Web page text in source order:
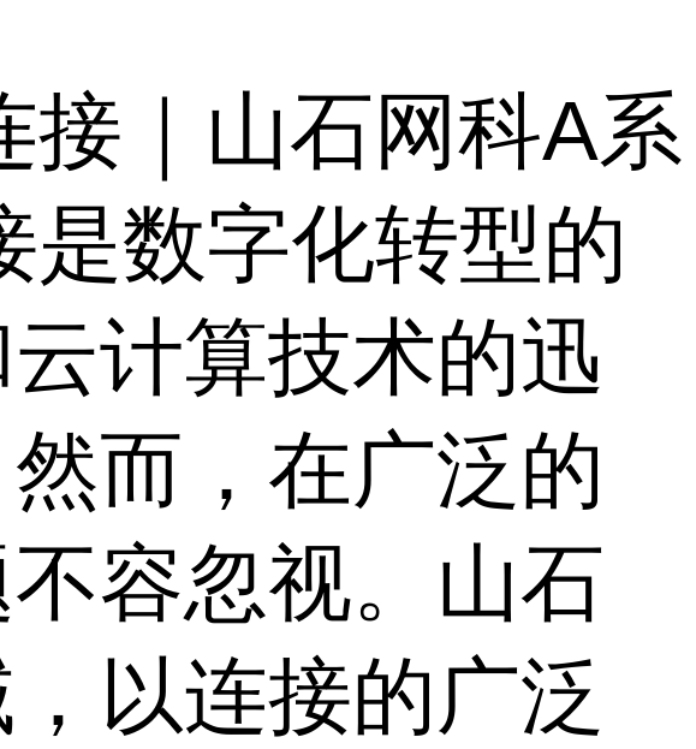
接｜山石网科A系
是数字化转型的
计算技术的迅
而，在广泛的
容忽视。山石
以连接的广泛